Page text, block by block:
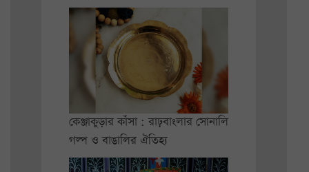
কেঞ্জাকুড়ার কাঁসা : রাঢ়বাংলার সোনালি
গল্প ও বাঙালির ঐতিহ্য